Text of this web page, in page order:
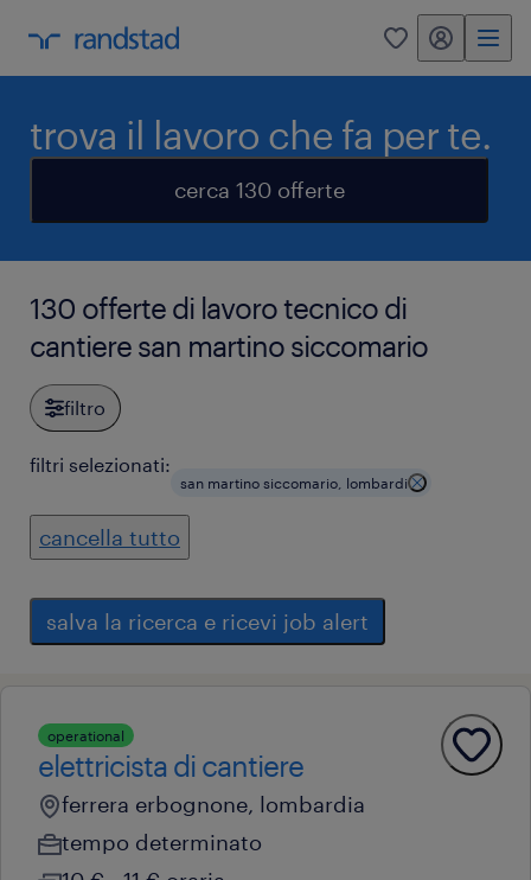
0 my randstad
trova il lavoro che fa per te.
cerca 130 offerte
130 offerte di lavoro tecnico di
cantiere san martino siccomario
filtro
filtri selezionati:
san martino siccomario, lombardi
cancella tutto
salva la ricerca e ricevi job alert
operational
elettricista di cantiere
ferrera erbognone, lombardia
tempo determinato